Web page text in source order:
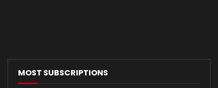
MOST SUBSCRIPTIONS